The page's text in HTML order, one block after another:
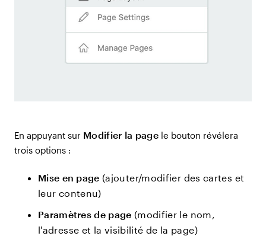
En appuyant sur Modifier la pagele bouton révélera
trois options :
Mise en page (ajouter/modifier des cartes et
leur contenu)
Paramètres de page (modifier le nom,
l'adresse et la visibilité de la page)